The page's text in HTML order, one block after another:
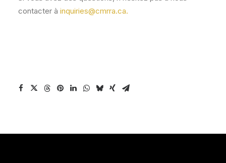
contacter à inquiries@cmrra.ca.